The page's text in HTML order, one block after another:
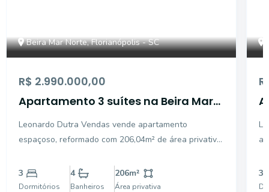
Beira Mar Norte, Florianópolis - SC
R$ 2.990.000,00
Apartamento 3 suítes na Beira Mar
Leonardo Dutra Vendas vende apartamento
espaçoso, reformado com 206,04m² de área privativa,
localização, vista mar e próximo à Beira-Mar Norte e
a poucos minutos do Centro. 3 dormitórios, sendo 3
3
Dormitórios
4
Banheiros
206m²
Área privativa
1
3